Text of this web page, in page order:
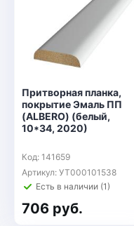
Притворная планка,
покрытие Эмаль ПП
(ALBERO) (белый,
10*34, 2020)
Код: 141659
Артикул: УТ000101538
Есть в наличии (1)
706 руб.